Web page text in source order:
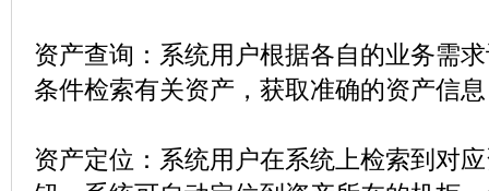
资产查询：系统用户根据各自的业务需
条件检索有关资产，获取准确的资产信
资产定位：系统用户在系统上检索到对